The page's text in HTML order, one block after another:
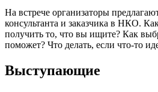
На встрече организаторы
консультанта и заказчика в НКО.
получить то, что вы ищите? Как
поможет? Что делать, если что-то
Выступающие